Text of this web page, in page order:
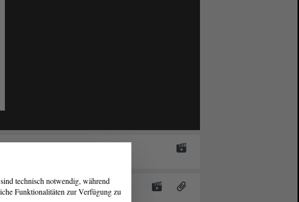
Beratung
Mitglieder des
- Beratung
technisch notwendig, während
Funktionalitäten zur Verfügung zu